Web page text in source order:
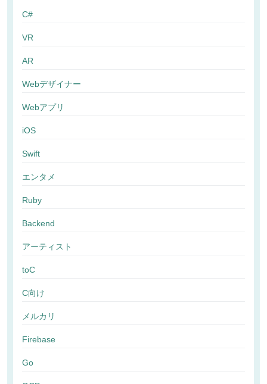
C#
VR
AR
Webデザイナー
Webアプリ
iOS
Swift
エンタメ
Ruby
Backend
アーティスト
toC
C向け
メルカリ
Firebase
Go